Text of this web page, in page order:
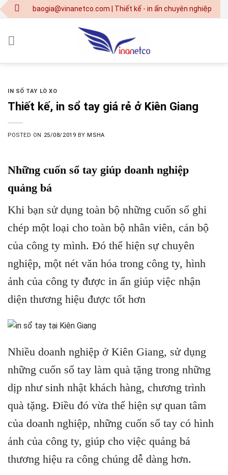
Skip
to
baogia@vinanetco.com | Thiết kế - in ấn chuyên nghiệp tại
IN SỔ TAY LÒ XO
Thiết kế, in sổ tay giá rẻ ở Kiên Giang
POSTED ON 25/08/2019 BYMSHA
Những cuốn sổ tay giúp doanh nghiệp
quảng bá
Khi bạn sử dụng toàn bộ những cuốn sổ ghi
chép một loại cho toàn bộ nhân viên, cán bộ
của công ty mình. Đó thể hiện sự chuyên
nghiệp, một nét văn hóa trong công ty, hình
ảnh của công ty được in ấn giúp việc nhận
diện thương hiệu được tốt hơn
Nhiều doanh nghiệp ở Kiên Giang, sử dụng
những cuốn sổ tay làm quà tặng trong những
dịp như sinh nhật khách hàng, chương trình
quà tặng. Điều đó vừa thể hiện sự quan tâm
của doanh nghiệp, những cuốn sổ tay có hình
ảnh của công ty, giúp cho việc quảng bá
thương hiệu ra công chúng dễ dàng hơn.